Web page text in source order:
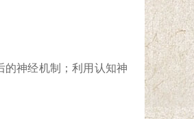
神经机制； 利用认知神